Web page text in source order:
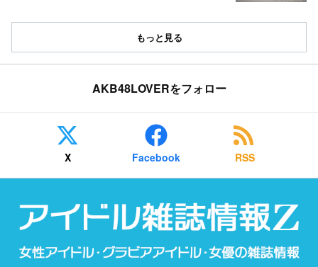
もっと見る
AKB48LOVERをフォロー
X Facebook RSS